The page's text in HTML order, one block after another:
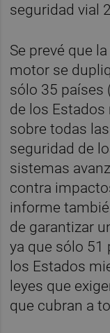
seguridad vial
Se prevé que
motor se
sólo 35 países
de los Estados
sobre todas
seguridad de
sistemas
contra
informe
de garantizar
ya que sólo 51
los Estados
leyes que
que cubran a